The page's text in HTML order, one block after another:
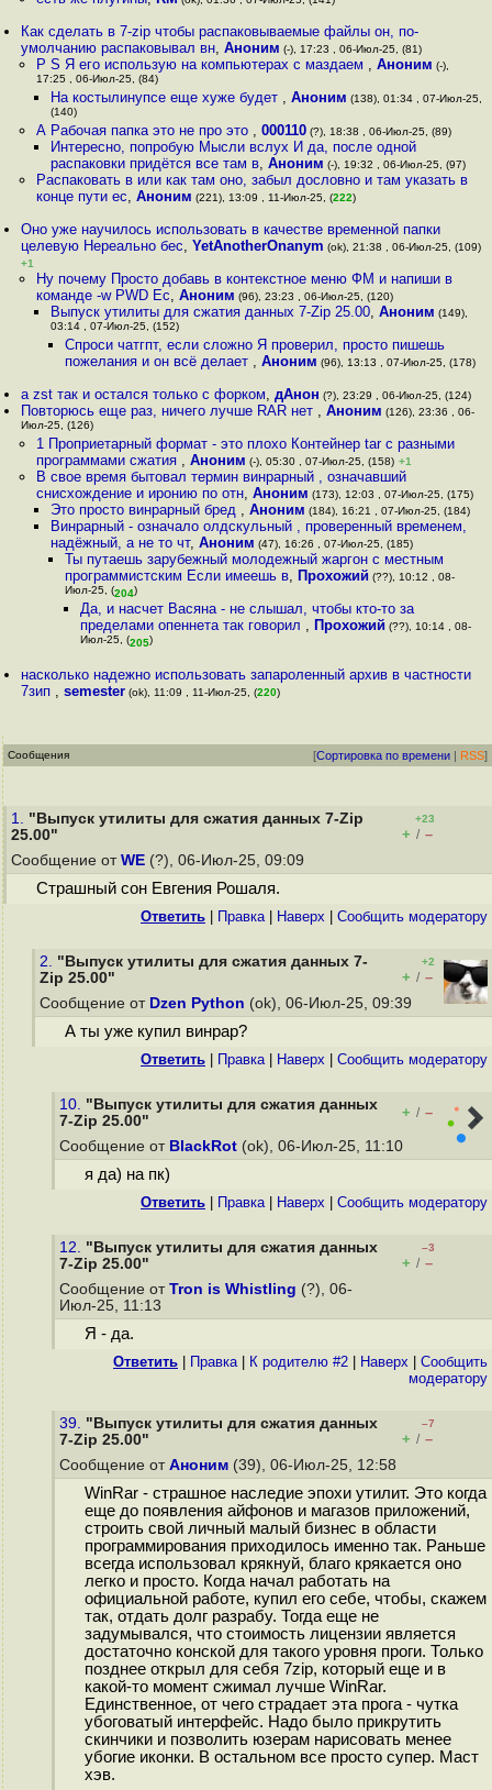
Как сделать в 7-zip чтобы распаковываемые файлы он, по-
умолчанию распаковывал вн,Аноним (-), 17:23 , 06-Июл-25, (81)
P S Я его использую на компьютерах с маздаем , Аноним (-),
17:25 , 06-Июл-25, (84)
На кocтылинупce еще хуже будет , Аноним (138), 01:34 , 07-Июл-25,
(140)
А Рабочая папка это не про это , 000110(?), 18:38 , 06-Июл-25, (89)
Интересно, попробую Мысли вслух И да, после одной
распаковки придётся все там в, Аноним (-), 19:32 , 06-Июл-25, (97)
Распаковать в или как там оно, забыл дословно и там указать в
конце пути ес, Аноним (221), 13:09 , 11-Июл-25, (222)
Оно уже научилось использовать в качестве временной папки
целевую Нереально бес,YetAnotherOnanym (ok), 21:38 , 06-Июл-25, (109)
+1
Ну почему Просто добавь в контекстное меню ФМ и напиши в
команде -w PWD Ес, Аноним (96), 23:23 , 06-Июл-25, (120)
Выпуск утилиты для сжатия данных 7-Zip 25.00, Аноним (149),
03:14 , 07-Июл-25, (152)
Спроси чатгпт, если сложно Я проверил, просто пишешь
пожелания и он всё делает ,Аноним (96), 13:13 , 07-Июл-25, (178)
а zst так и остался только с форком,дАнон (?), 23:29 , 06-Июл-25, (124)
Повторюсь еще раз, ничего лучше RAR нет ,Аноним (126), 23:36 , 06-
Июл-25, (126)
1 Проприетарный формат - это плохо Контейнер tar с разными
программами сжатия , Аноним (-), 05:30 , 07-Июл-25, (158) +1
В свое время бытовал термин винрарный , означавший
снисхождение и иронию по отн, Аноним (173), 12:03 , 07-Июл-25, (175)
Это просто винрарный бред , Аноним (184), 16:21 , 07-Июл-25, (184)
Винрарный - означало олдскульный , проверенный временем,
надёжный, а не то чт, Аноним (47), 16:26 , 07-Июл-25, (185)
Ты путаешь зарубежный молодежный жаргон с местным
программистским Если имеешь в, Прохожий (??), 10:12 , 08-
Июл-25, (204)
Да, и насчет Васяна - не слышал, чтобы кто-то за
пределами опеннета так говорил , Прохожий (??), 10:14 , 08-
Июл-25, (205)
насколько надежно использовать запароленный архив в частности
7зип ,semester (ok), 11:09 , 11-Июл-25, (220)
Сообщения [Сортировка по времени | RSS]
1. "Выпуск утилиты для сжатия данных 7-Zip
25.00"
+23
+ / –
Сообщение от WE (?), 06-Июл-25, 09:09
Страшный сон Евгения Рошаля.
Ответить Правка| Наверх Cообщить модератору
2. "Выпуск утилиты для сжатия данных 7-
Zip 25.00"
+2
+ / –
Сообщение от Dzen Python (ok), 06-Июл-25, 09:39
А ты уже купил винрар?
Ответить Правка| Наверх Cообщить модератору
10. "Выпуск утилиты для сжатия данных
7-Zip 25.00"
+ / –
Сообщение от BlackRot (ok), 06-Июл-25, 11:10
я да) на пк)
Ответить Правка| Наверх Cообщить модератору
12. "Выпуск утилиты для сжатия данных
7-Zip 25.00"
–3
+ / –
Сообщение от Tron is Whistling (?), 06-
Июл-25, 11:13
Я - да.
Ответить Правка| К родителю #2 Наверх
Cообщить
модератору
39. "Выпуск утилиты для сжатия данных
7-Zip 25.00"
–7
+ / –
Сообщение от Аноним (39), 06-Июл-25, 12:58
WinRar - страшное наследие эпохи утилит. Это когда
еще до появления айфонов и магазов приложений,
строить свой личный малый бизнес в области
программирования приходилось именно так. Раньше
всегда использовал крякнуй, благо крякается оно
легко и просто. Когда начал работать на
официальной работе, купил его себе, чтобы, скажем
так, отдать долг разрабу. Тогда еще не
задумывался, что стоимость лицензии является
достаточно конской для такого уровня проги. Только
позднее открыл для себя 7zip, который еще и в
какой-то момент сжимал лучше WinRar.
Единственное, от чего страдает эта прога - чутка
убоговатый интерфейс. Надо было прикрутить
скинчики и позволить юзерам нарисовать менее
убогие иконки. В остальном все просто супер. Маст
хэв.